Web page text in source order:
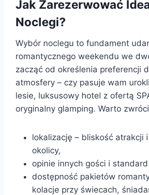
Jak Zarezerwować
Noclegi?
Wybór noclegu to fundament
romantycznego weekendu we
zacząć od określenia preferencji
atmosfery – czy pasuje wam
lesie, luksusowy hotel z ofertą
oryginalny glamping. Warto
lokalizację – bliskość atrakcji
okolicy,
opinie innych gości i
dostępność pakietów
kolacje przy świecach,